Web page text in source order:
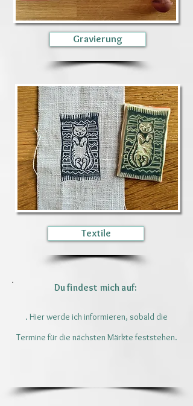
Gravierung
Textile
Du findest mich auf:
. Hier werde ich informieren, sobald die
Termine für die nächsten Märkte feststehen.